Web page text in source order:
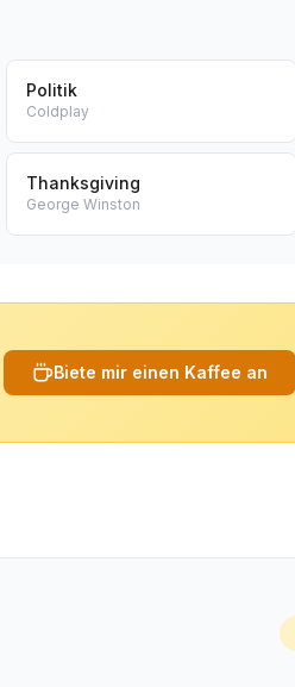
Politik
Coldplay
Thanksgiving
George Winston
Biete mir einen Kaffee an